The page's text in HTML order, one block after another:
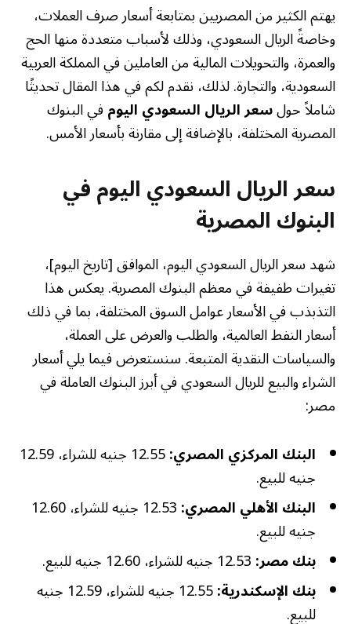
يهتم الكثير من المصريين بمتابعة أسعار صرف العملات،
وخاصةً الريال السعودي، وذلك لأسباب متعددة منها الحج
والعمرة، والتحويلات المالية من العاملين في المملكة العربية
السعودية، والتجارة. لذلك، نقدم لكم في هذا المقال تحديثًا
شاملاً حولسعر الريال السعودي اليومفي البنوك
المصرية المختلفة، بالإضافة إلى مقارنة بأسعار الأمس.
سعر الريال السعودي اليوم في
البنوك المصرية
شهد سعر الريال السعودي اليوم، الموافق [تاريخ اليوم]،
تغيرات طفيفة في معظم البنوك المصرية. يعكس هذا
التذبذب في الأسعار عوامل السوق المختلفة، بما في ذلك
أسعار النفط العالمية، والطلب والعرض على العملة،
والسياسات النقدية المتبعة. سنستعرض فيما يلي أسعار
الشراء والبيع للريال السعودي في أبرز البنوك العاملة في
مصر:
البنك المركزي المصري:
12.55 جنيه للشراء، 12.59
جنيه للبيع.
البنك الأهلي المصري:
12.53 جنيه للشراء، 12.60
جنيه للبيع.
بنك مصر:
بنك الإسكندرية:
12.55 جنيه للشراء، 12.59 جنيه
للبيع.